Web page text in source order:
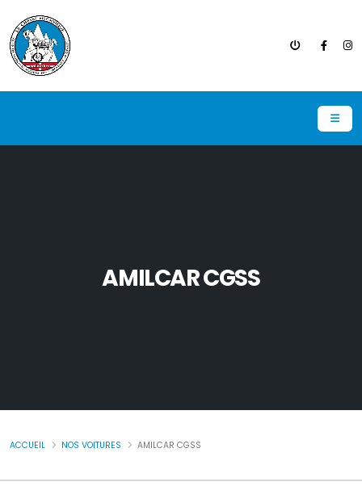
AMILCAR CGSS
ACCUEIL NOS VOITURES AMILCAR CGSS